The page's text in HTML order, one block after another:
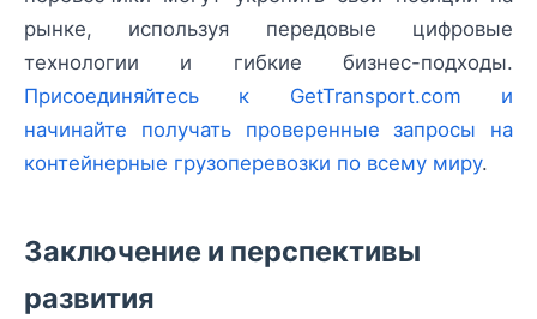
рынке, используя передовые цифровые
технологии и гибкие бизнес-подходы.
Присоединяйтесь к GetTransport.com и
начинайте получать проверенные запросы на
контейнерные грузоперевозки по всему миру.
Заключение и перспективы
развития